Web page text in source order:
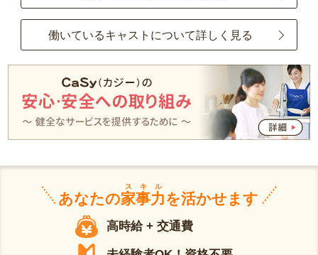
働いているキャストについて詳しく見る
あなたの家事力
スキル
を活かせます
高時給 + 交通費